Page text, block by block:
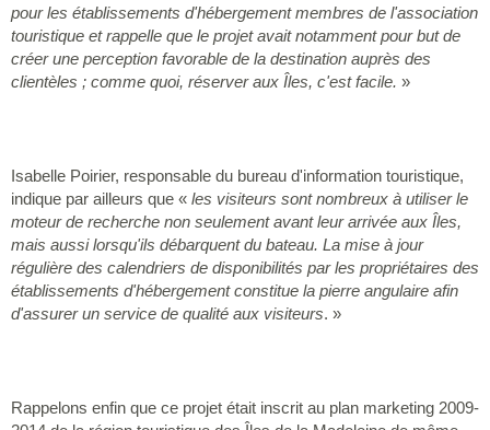
pour les établissements d'hébergement membres de l'association
touristique et rappelle que le projet avait notamment pour but de
créer une perception favorable de la destination auprès des
clientèles ; comme quoi, réserver aux Îles, c'est facile. »
Isabelle Poirier, responsable du bureau d'information touristique,
indique par ailleurs que « les visiteurs sont nombreux à utiliser le
moteur de recherche non seulement avant leur arrivée aux Îles,
mais aussi lorsqu'ils débarquent du bateau. La mise à jour
régulière des calendriers de disponibilités par les propriétaires des
établissements d'hébergement constitue la pierre angulaire afin
d'assurer un service de qualité aux visiteurs. »
Rappelons enfin que ce projet était inscrit au plan marketing 2009-